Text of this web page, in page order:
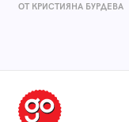
ОТ КРИСТИЯНА БУРДЕВА